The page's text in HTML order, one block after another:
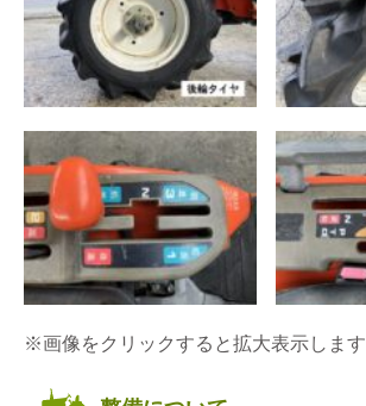
※画像をクリックすると拡大表示します